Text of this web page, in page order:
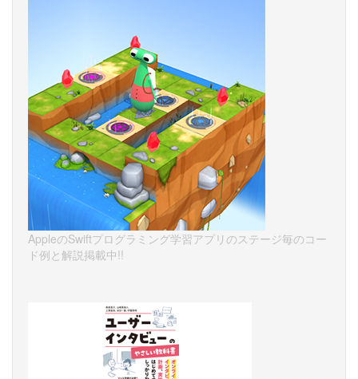
AppleのSwiftプログラミング学習アプリのステージ毎のコー
ド例と解説掲載中!!